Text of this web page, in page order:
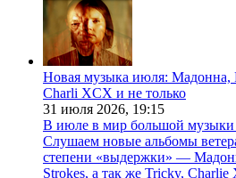
Новая музыка июля: Мадонна,
Charli XCX и не только
31 июля 2026, 19:15
В июле в мир большой музыки
Слушаем новые альбомы
степени «выдержки» —
Strokes, а так же Tricky,